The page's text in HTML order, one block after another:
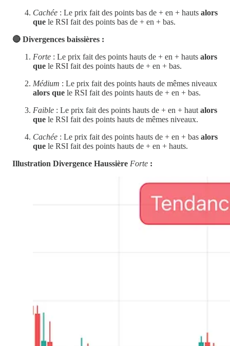
Cachée : Le prix fait des points bas de + en + hauts alors
que le RSI fait des points bas de + en + bas.
🔴 Divergences baissières :
Forte : Le prix fait des points hauts de + en + hauts alors
que le RSI fait des points hauts de + en + bas.
Médium : Le prix fait des points hauts de mêmes niveaux
alors que le RSI fait des points hauts de + en + bas.
Faible : Le prix fait des points hauts de + en + haut alors
que le RSI fait des points hauts de mêmes niveaux.
Cachée : Le prix fait des points hauts de + en + bas alors
que le RSI fait des points hauts de + en + hauts.
Illustration Divergence Haussière Forte :